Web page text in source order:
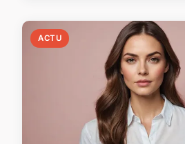
ACTU